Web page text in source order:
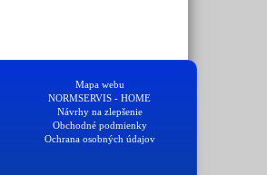
Mapa webu
NORMSERVIS - HOME
Návrhy na zlepšenie
Obchodné podmienky
Ochrana osobných údajov